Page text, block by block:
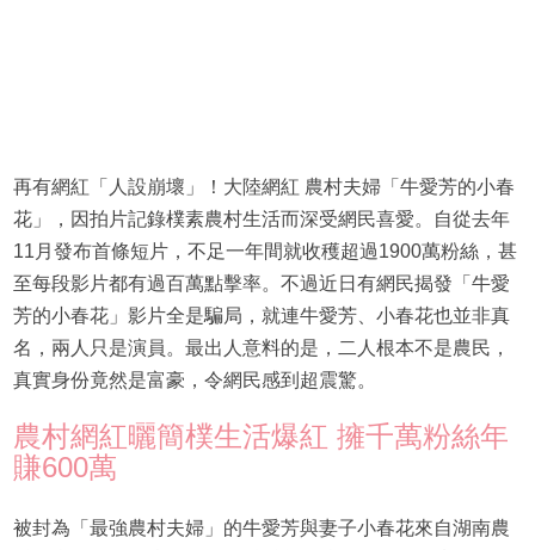
再有網紅「人設崩壞」！大陸網紅 農村夫婦「牛愛芳的小春
花」，因拍片記錄樸素農村生活而深受網民喜愛。自從去年
11月發布首條短片，不足一年間就收穫超過1900萬粉絲，甚
至每段影片都有過百萬點擊率。不過近日有網民揭發「牛愛
芳的小春花」影片全是騙局，就連牛愛芳、小春花也並非真
名，兩人只是演員。最出人意料的是，二人根本不是農民，
真實身份竟然是富豪，令網民感到超震驚。
農村網紅曬簡樸生活爆紅 擁千萬粉絲年
賺600萬
被封為「最強農村夫婦」的牛愛芳與妻子小春花來自湖南農